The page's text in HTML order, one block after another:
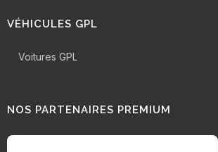
VÉHICULES GPL
Voitures GPL
NOS PARTENAIRES PREMIUM